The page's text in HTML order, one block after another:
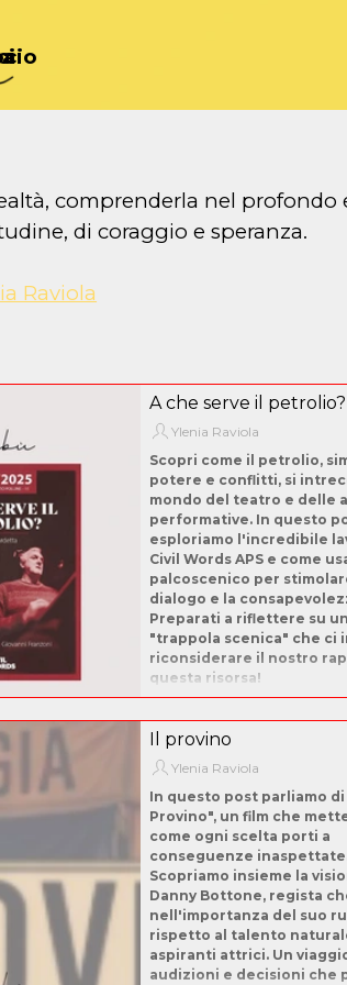
comprenderla nel
di coraggio e speranza.
Raviola
A che serve il petrolio?
Ylenia Raviola
Scopri come il petrolio,
potere e conflitti, si
mondo del teatro e delle
performative. In questo
esploriamo l'incredibile
Civil Words APS e come
palcoscenico per
dialogo e la
Preparati a riflettere su
"trappola scenica" che ci
riconsiderare il nostro
questa risorsa!
Il provino
Ylenia Raviola
In questo post parliamo di
Provino", un film che
come ogni scelta porti a
conseguenze
Scopriamo insieme la
Danny Bottone, regista
nell'importanza del suo
rispetto al talento
aspiranti attrici. Un
audizioni e decisioni che